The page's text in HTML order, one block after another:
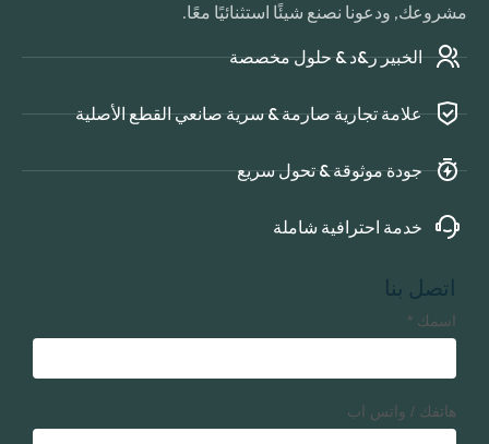
مشروعك, ودعونا نصنع شيئًا استثنائيًا معًا.
الخبير ر&د & حلول مخصصة
علامة تجارية صارمة & سرية صانعي القطع الأصلية
جودة موثوقة & تحول سريع
خدمة احترافية شاملة
اتصل بنا
اسمك *
هاتفك / واتس اب